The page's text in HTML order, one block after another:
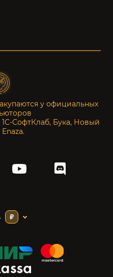
у официальных
СофтКлаб, Бука, Новый
₽